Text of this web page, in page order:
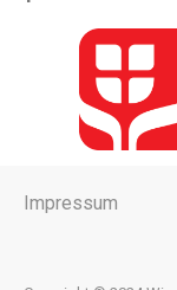
Impressum